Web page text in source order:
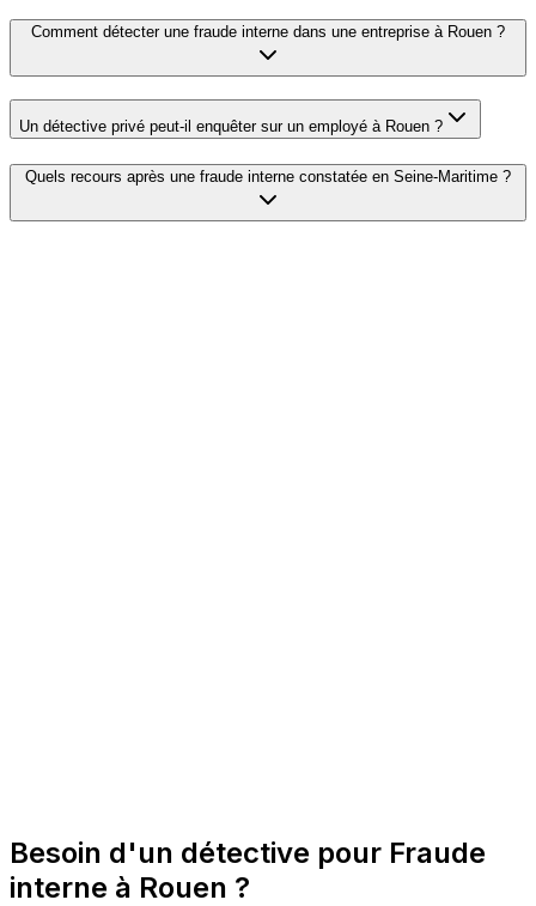
Comment détecter une fraude interne dans une entreprise à Rouen ?
Un détective privé peut-il enquêter sur un employé à Rouen ?
Quels recours après une fraude interne constatée en Seine-Maritime ?
Besoin d'un détective pour Fraude
interne à Rouen ?